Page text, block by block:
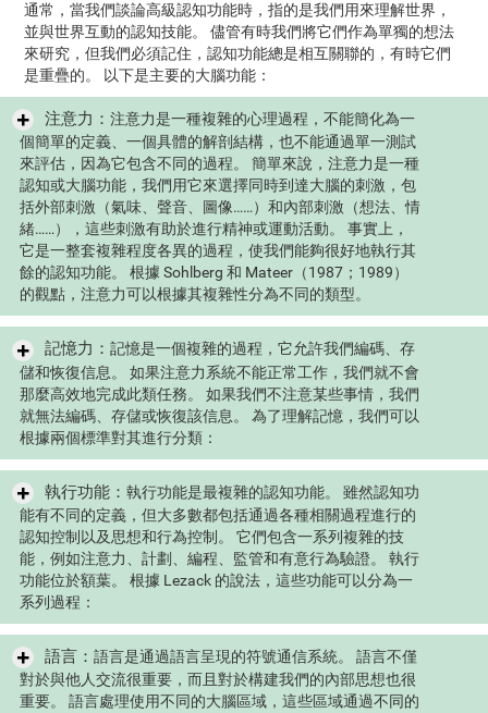
通常，當我們談論高級認知功能時，指的是我們用來理解世界，
並與世界互動的認知技能。 儘管有時我們將它們作為單獨的想法
來研究，但我們必須記住，認知功能總是相互關聯的，有時它們
是重疊的。 以下是主要的大腦功能：
注意力： 注意力是一種複雜的心理過程，不能簡化為一
個簡單的定義、一個具體的解剖結構，也不能通過單一測試
來評估，因為它包含不同的過程。 簡單來說，注意力是一種
認知或大腦功能，我們用它來選擇同時到達大腦的刺激，包
括外部刺激（氣味、聲音、圖像……）和內部刺激（想法、情
緒……），這些刺激有助於進行精神​​或運動活動。 事實上，
它是一整套複雜程度各異的過程，使我們能夠很好地執行其
餘的認知功能。 根據 Sohlberg 和 Mateer（1987；1989）
的觀點，注意力可以根據其複雜性分為不同的類型。
記憶力： 記憶是一個複雜的過程，它允許我們編碼、存
儲和恢復信息。 如果注意力系統不能正常工作，我們就不會
那麼高效地完成此類任務。 如果我們不注意某些事情，我們
就無法編碼、存儲或恢復該信息。 為了理解記憶，我們可以
根據兩個標準對其進行分類：
執行功能： 執行功能是最複雜的認知功能。 雖然認知功
能有不同的定義，但大多數都包括通過各種相關過程進行的
認知控制以及思想和行為控制。 它們包含一系列複雜的技
能，例如注意力、計劃、編程、監管和有意行為驗證。 執行
功能位於額葉。 根據 Lezack 的說法，這些功能可以分為一
系列過程：
語言： 語言是通過語言呈現的符號通信系統。 語言不僅
對於與他人交流很重要，而且對於構建我們的內部思想也很
重要。 語言處理使用不同的大腦區域，這些區域通過不同的